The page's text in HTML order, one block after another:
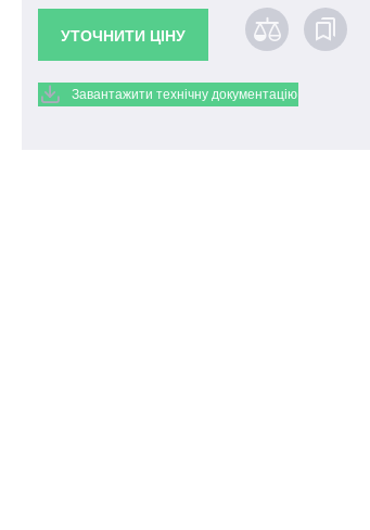
УТОЧНИТИ ЦІНУ
Завантажити технічну документацію